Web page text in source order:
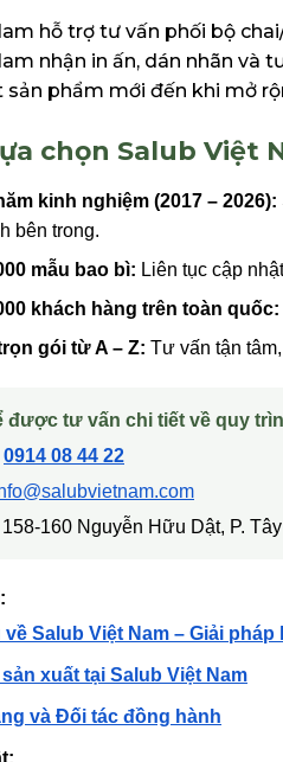
hỗ trợ tư vấn phối bộ
nhận in ấn, dán nhãn
sản phẩm mới đến khi mở
chọn Salub Việt
kinh nghiệm (2017 – 2026):
bên trong.
mẫu bao bì: Liên tục cập
khách hàng trên toàn quốc:
gói từ A – Z: Tư vấn tận
được tư vấn chi tiết về quy
0914 08 44 22
160 Nguyễn Hữu Dật, P.
Salub Việt Nam – Giải
xuất tại Salub Việt Nam
và Đối tác đồng hành